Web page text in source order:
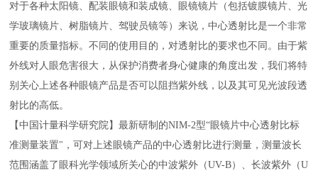
对于各种太阳镜、配装眼镜和装成镜、眼镜镜片（包括镀膜镜片、光
学玻璃镜片、树脂镜片、驾驶员镜等）来说，中心透射比是一个非常
重要的质量指标。不同的使用目的，对透射比的要求也不同。由于紫
外线对人眼危害很大，从保护消费者身心健康的角度出发，我们将特
别关心上述各种眼镜产品是否可以阻挡紫外线，以及其可见光波段透
射比的高低。
【中国计量科学研究院】最新研制的NIM-2型“眼镜片中心透射比标
准测量装置" ，可对上述眼镜产品的中心透射比进行测量，测量波长
范围涵盖了眼科光学领域所关心的中波紫外（UV-B）、长波紫外（U